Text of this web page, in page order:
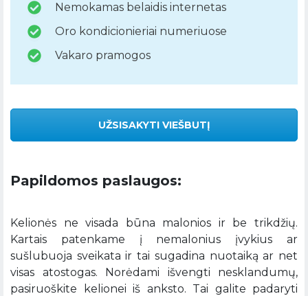
Nemokamas belaidis internetas
Oro kondicionieriai numeriuose
Vakaro pramogos
UŽSISAKYTI VIEŠBUTĮ
Papildomos paslaugos:
Kelionės ne visada būna malonios ir be trikdžių.
Kartais patenkame į nemalonius įvykius ar
sušlubuoja sveikata ir tai sugadina nuotaiką ar net
visas atostogas. Norėdami išvengti nesklandumų,
pasiruoškite kelionei iš anksto. Tai galite padaryti